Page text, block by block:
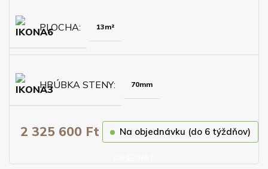
PLOCHA 13m²
HRÚBKA STENY 70mm
2 325 600 Ft Na objednávku (do 6 týždňov)